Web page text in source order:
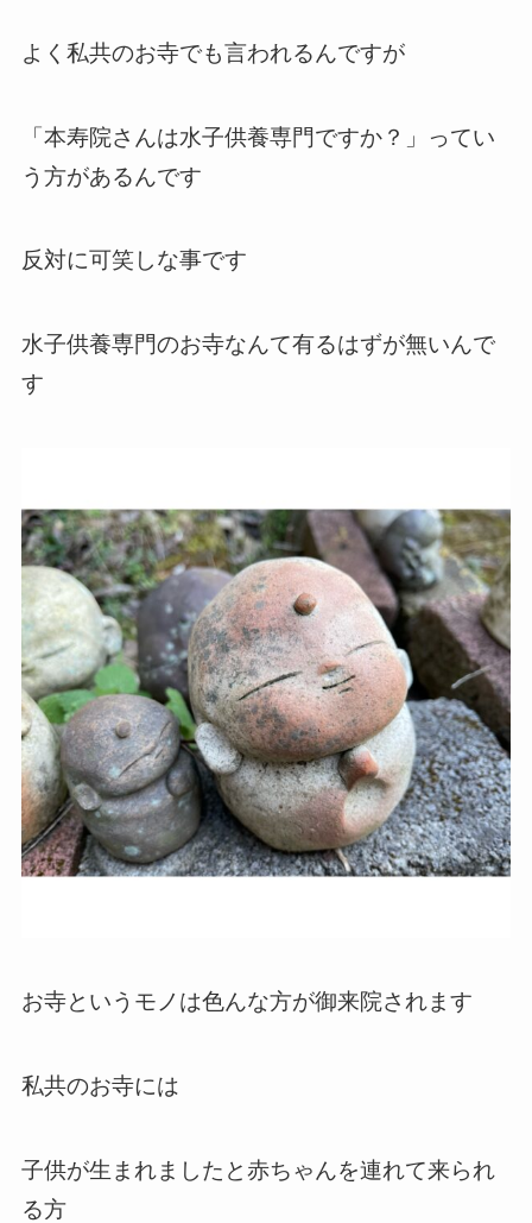
よく私共のお寺でも言われるんですが
「本寿院さんは水子供養専門ですか？」ってい
う方があるんです
反対に可笑しな事です
水子供養専門のお寺なんて有るはずが無いんで
す
お寺というモノは色んな方が御来院されます
私共のお寺には
子供が生まれましたと赤ちゃんを連れて来られ
る方